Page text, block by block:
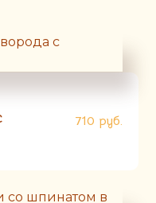
710 руб.